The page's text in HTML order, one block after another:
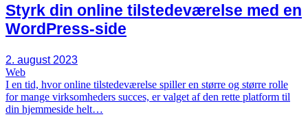
Styrk din online tilstedeværelse med en
WordPress-side
2. august 2023
Web
I en tid, hvor online tilstedeværelse spiller en større og større rolle
for mange virksomheders succes, er valget af den rette platform til
din hjemmeside helt…